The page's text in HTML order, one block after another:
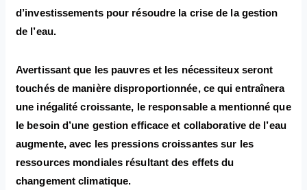
d’investissements pour résoudre la crise de la gestion
de l’eau.
Avertissant que les pauvres et les nécessiteux seront
touchés de manière disproportionnée, ce qui entraînera
une inégalité croissante, le responsable a mentionné que
le besoin d’une gestion efficace et collaborative de l’eau
augmente, avec les pressions croissantes sur les
ressources mondiales résultant des effets du
changement climatique.